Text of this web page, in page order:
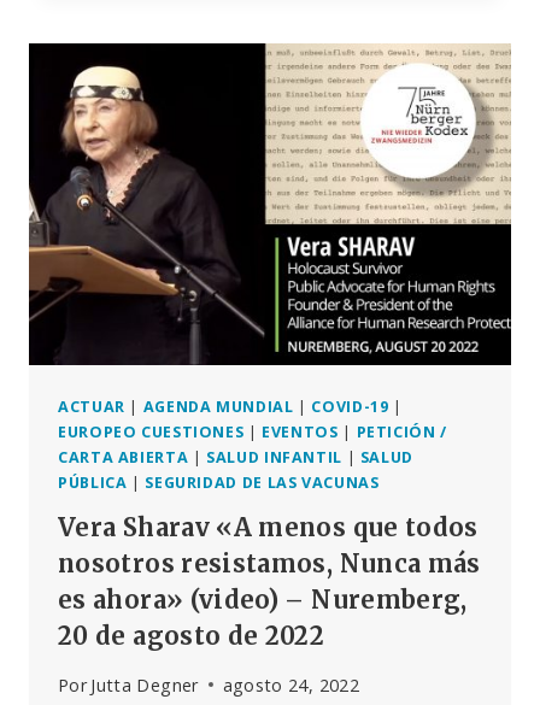
PETICIÓN
DE
LA
INICIATIVA
¿DÓNDE
ESTÁ
MI
REGLA?
✍
ACTUAR | AGENDA MUNDIAL | COVID-19 |
EUROPEO CUESTIONES | EVENTOS | PETICIÓN /
CARTA ABIERTA | SALUD INFANTIL | SALUD
PÚBLICA | SEGURIDAD DE LAS VACUNAS
Vera Sharav «A menos que todos
nosotros resistamos, Nunca más
es ahora» (video) – Nuremberg,
20 de agosto de 2022
Por Jutta Degner agosto 24, 2022